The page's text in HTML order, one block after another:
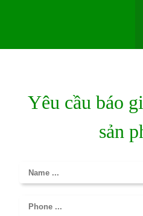
Yêu cầu báo
sản